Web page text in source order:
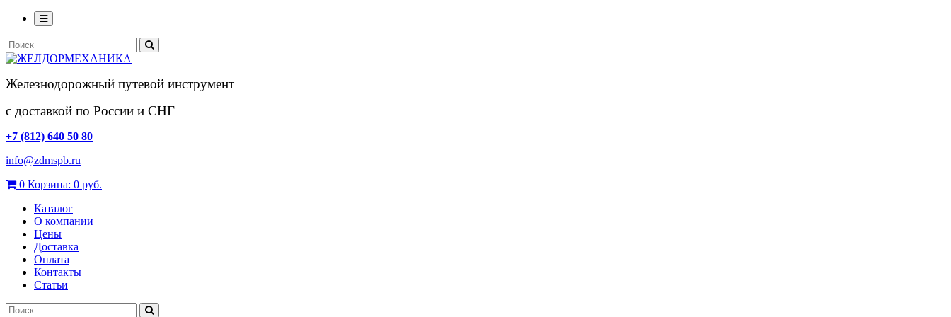
Железнодорожный путевой инструмент
с доставкой по России и СНГ
+7 (812) 640 50 80
info@zdmspb.ru
0 Корзина: 0 руб.
Каталог
О компании
Цены
Доставка
Оплата
Контакты
Статьи